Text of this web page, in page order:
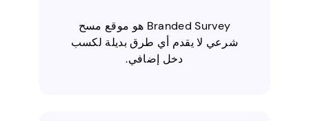
Branded Survey هو موقع مسح
شرعي لا يقدم أي طرق بديلة لكسب
دخل إضافي.